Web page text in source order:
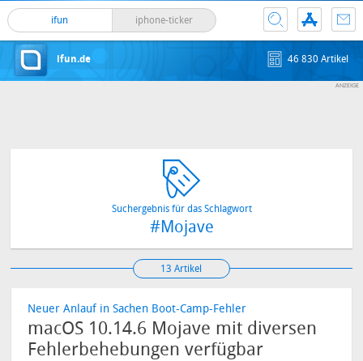
ifun iphone-ticker
ifun.de 46 830 Artikel
Suchergebnis für das Schlagwort
#Mojave
13 Artikel
Neuer Anlauf in Sachen Boot-Camp-Fehler
macOS 10.14.6 Mojave mit diversen
Fehlerbehebungen verfügbar